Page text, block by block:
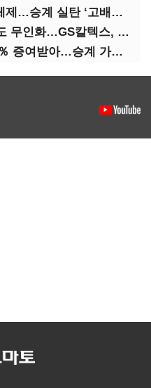
‘조선 호황’ 업은 정기선 체제…승계 실탄 ‘고배당’ 주목
윤활유 위험물 물류 현장도 무인화…GS칼텍스, 디지털 전환 가속
정기선, 정몽준 지분 3.54％ 증여받아…승계 가속화